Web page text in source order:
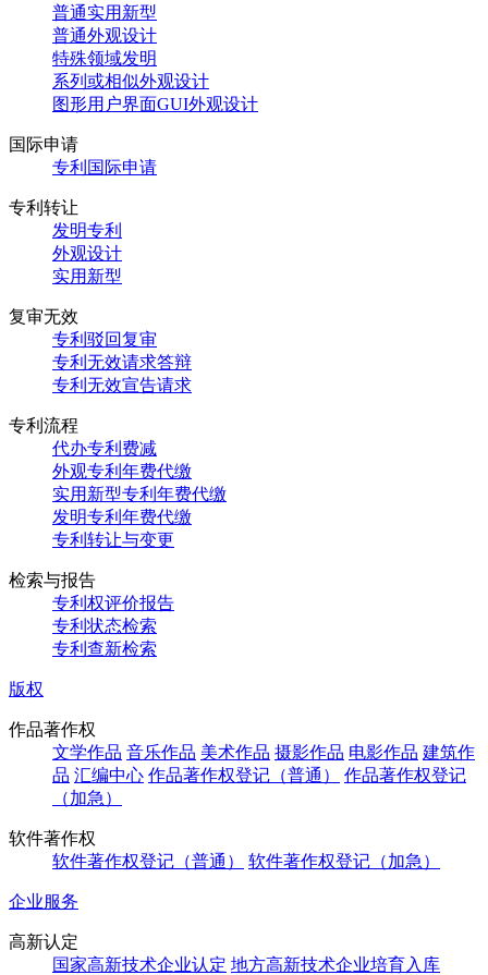
普通实用新型
普通外观设计
特殊领域发明
系列或相似外观设计
图形用户界面GUI外观设计
国际申请
专利国际申请
专利转让
发明专利
外观设计
实用新型
复审无效
专利驳回复审
专利无效请求答辩
专利无效宣告请求
专利流程
代办专利费减
外观专利年费代缴
实用新型专利年费代缴
发明专利年费代缴
专利转让与变更
检索与报告
专利权评价报告
专利状态检索
专利查新检索
版权
作品著作权
文学作品 音乐作品 美术作品 摄影作品 电影作品 建筑作
品 汇编中心 作品著作权登记（普通）
作品著作权登记
（加急）
软件著作权
软件著作权登记（普通）
软件著作权登记（加急）
企业服务
高新认定
国家高新技术企业认定 地方高新技术企业培育入库